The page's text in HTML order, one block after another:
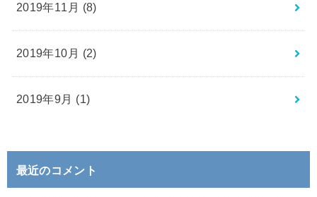
2019年11月 (8)
2019年10月 (2)
2019年9月 (1)
最近のコメント